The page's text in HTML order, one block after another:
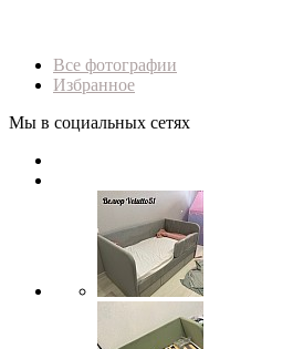
Все фотографии
Избранное
Мы в социальных сетях